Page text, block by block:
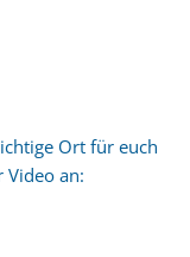
Ort für euch
Video an: